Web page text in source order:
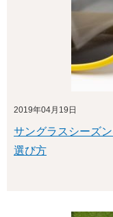
2019年04月19日
サングラスシーズ
選び方